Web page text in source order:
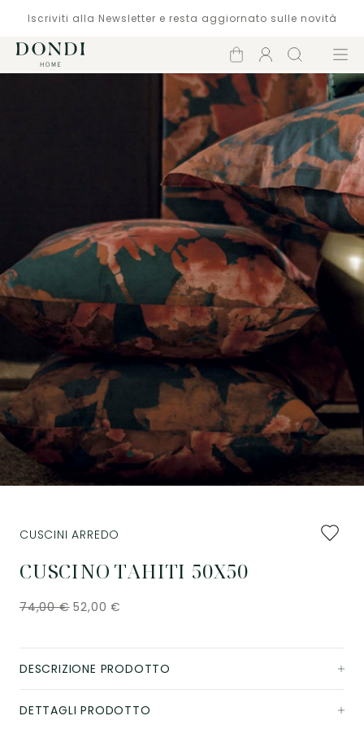
Iscriviti alla Newsletter e resta aggiornato sulle novità
Carrello
Account
Cerca Menù
CUSCINO TAHITI 50X50
CUSCINI ARREDO
74,00€ 52,00€
DESCRIZIONE PRODOTTO
DETTAGLI PRODOTTO